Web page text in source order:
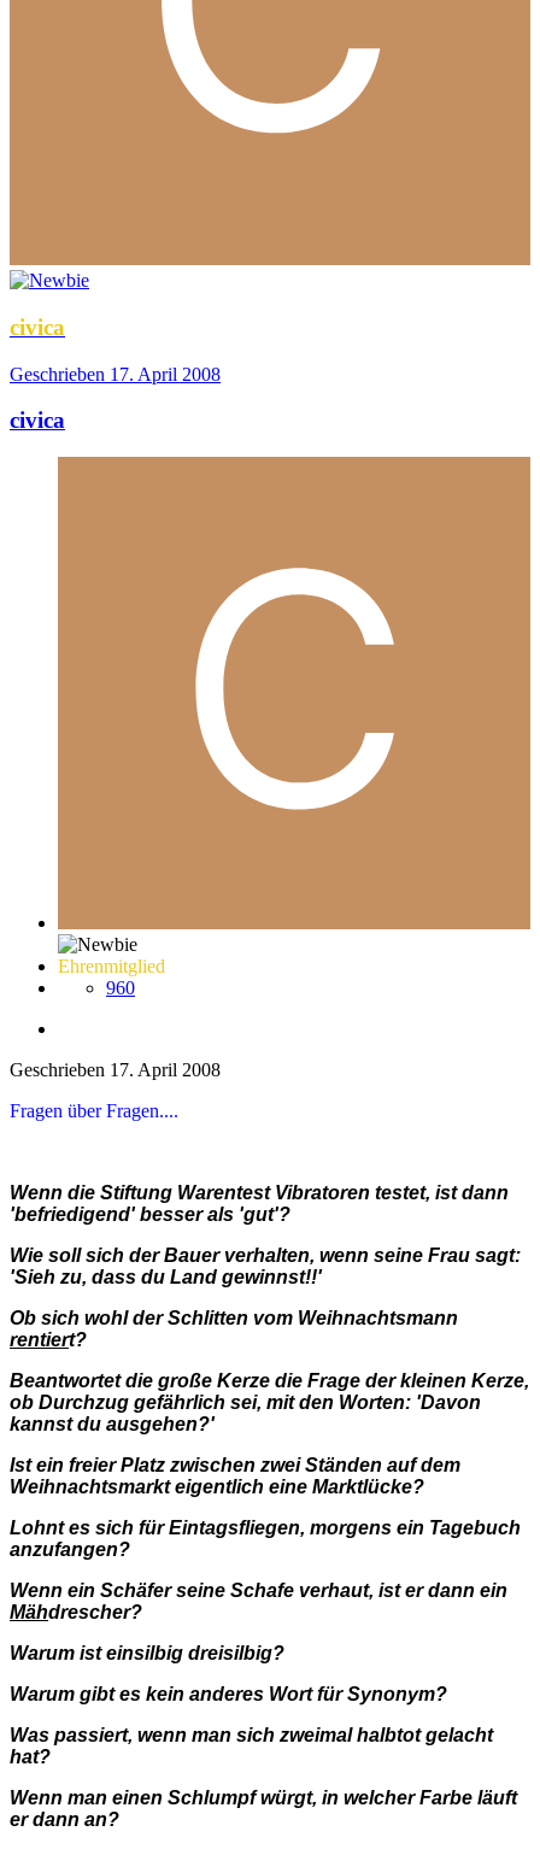
civica
Geschrieben 17. April 2008
civica
Ehrenmitglied
960
Geschrieben 17. April 2008
Fragen über Fragen....
Wenn die Stiftung Warentest Vibratoren testet, ist dann
'befriedigend' besser als 'gut'?
Wie soll sich der Bauer verhalten, wenn seine Frau sagt:
'Sieh zu, dass du Land gewinnst!!'
Ob sich wohl der Schlitten vom Weihnachtsmann
rentiert?
Beantwortet die große Kerze die Frage der kleinen Kerze,
ob Durchzug gefährlich sei, mit den Worten: 'Davon
kannst du ausgehen?'
Ist ein freier Platz zwischen zwei Ständen auf dem
Weihnachtsmarkt eigentlich eine Marktlücke?
Lohnt es sich für Eintagsfliegen, morgens ein Tagebuch
anzufangen?
Wenn ein Schäfer seine Schafe verhaut, ist er dann ein
Mähdrescher?
Warum ist einsilbig dreisilbig?
Warum gibt es kein anderes Wort für Synonym?
Was passiert, wenn man sich zweimal halbtot gelacht
hat?
Wenn man einen Schlumpf würgt, in welcher Farbe läuft
er dann an?